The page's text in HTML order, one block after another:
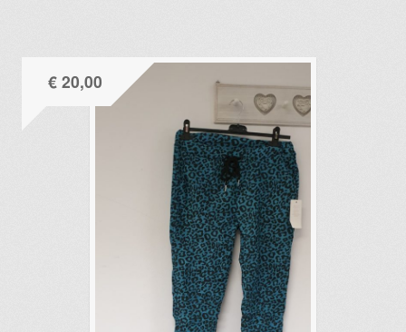
variaties.
Deze
optie
kan
gekozen
worden
op
de
productpagina
€20,00